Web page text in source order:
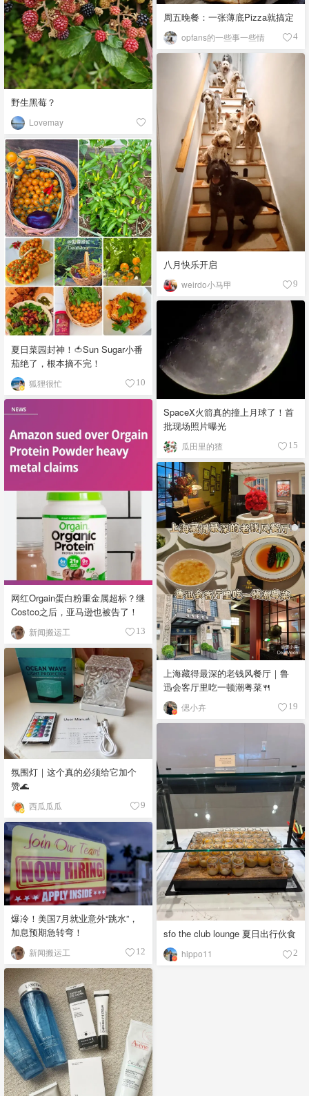
野生黑莓？
Lovemay
周五晚餐：一张薄底Pizza就搞定
opfans的一些事一些情 4
八月快乐开启
weirdo小马甲 9
夏日菜园封神！🍅Sun Sugar小番
茄绝了，根本摘不完！
狐狸很忙 10
SpaceX火箭真的撞上月球了！首
批现场照片曝光
瓜田里的猹 15
网红Orgain蛋白粉重金属超标？继
Costco之后，亚马逊也被告了！
新闻搬运工 13
上海藏得最深的老钱风餐厅｜鲁
迅会客厅里吃一顿潮粤菜🍴
偲小卉 19
氛围灯｜这个真的必须给它加个
赞🌊
西瓜瓜瓜 9
sfo the club lounge 夏日出行伙食
hippo11 2
爆冷！美国7月就业意外“跳水”，
加息预期急转弯！
新闻搬运工 12